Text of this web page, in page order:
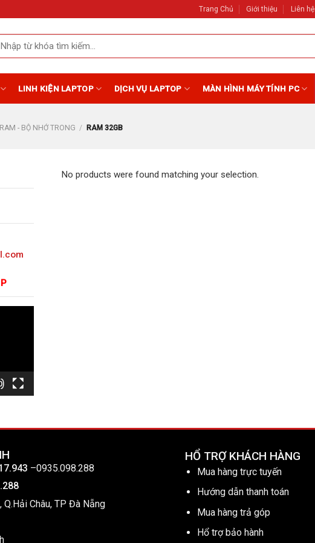
Trang Chủ Giới thiệu Liên hệ
LINH KIỆN LAPTOP DỊCH VỤ LAPTOP MÀN HÌNH MÁY TÍNH PC
RAM - BỘ NHỚ TRONG / RAM 32GB
No products were found matching your selection.
–0935.098.288
Châu, TP Đà Nẵng
HỔ TRỢ KHÁCH HÀNG
Mua hàng trực tuyến
Hướng dẫn thanh toán
Mua hàng trả góp
Hổ trợ bảo hành